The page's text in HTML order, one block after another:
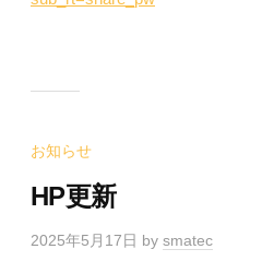
お知らせ
HP更新
2025年5月17日 by smatec